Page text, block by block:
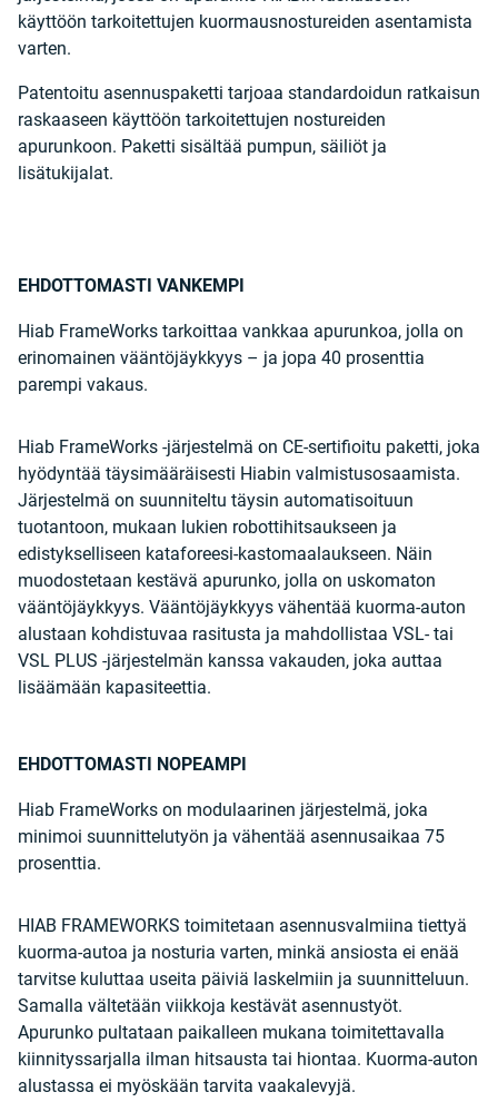
käyttöön tarkoitettujen kuormausnostureiden asentamista
varten.
Patentoitu asennuspaketti tarjoaa standardoidun ratkaisun
raskaaseen käyttöön tarkoitettujen nostureiden
apurunkoon. Paketti sisältää pumpun, säiliöt ja
lisätukijalat.
EHDOTTOMASTI VANKEMPI
Hiab FrameWorks tarkoittaa vankkaa apurunkoa, jolla on
erinomainen vääntöjäykkyys – ja jopa 40 prosenttia
parempi vakaus.
Hiab FrameWorks -järjestelmä on CE-sertifioitu paketti, joka
hyödyntää täysimääräisesti Hiabin valmistusosaamista.
Järjestelmä on suunniteltu täysin automatisoituun
tuotantoon, mukaan lukien robottihitsaukseen ja
edistykselliseen kataforeesi-kastomaalaukseen. Näin
muodostetaan kestävä apurunko, jolla on uskomaton
vääntöjäykkyys. Vääntöjäykkyys vähentää kuorma-auton
alustaan kohdistuvaa rasitusta ja mahdollistaa VSL- tai
VSL PLUS -järjestelmän kanssa vakauden, joka auttaa
lisäämään kapasiteettia.
EHDOTTOMASTI NOPEAMPI
Hiab FrameWorks on modulaarinen järjestelmä, joka
minimoi suunnittelutyön ja vähentää asennusaikaa 75
prosenttia.
HIAB FRAMEWORKS toimitetaan asennusvalmiina tiettyä
kuorma-autoa ja nosturia varten, minkä ansiosta ei enää
tarvitse kuluttaa useita päiviä laskelmiin ja suunnitteluun.
Samalla vältetään viikkoja kestävät asennustyöt.
Apurunko pultataan paikalleen mukana toimitettavalla
kiinnityssarjalla ilman hitsausta tai hiontaa. Kuorma-auton
alustassa ei myöskään tarvita vaakalevyjä.